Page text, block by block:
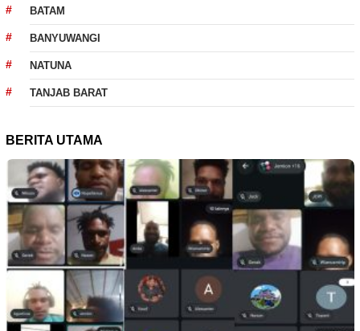
BATAM
BANYUWANGI
NATUNA
TANJAB BARAT
BERITA UTAMA